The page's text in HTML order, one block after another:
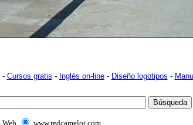
- Cursos gratis - Inglés on-line- Diseño logotipos -
Web www.redcamelot.com